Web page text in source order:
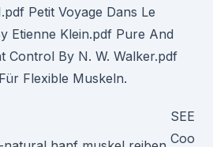
Petit Voyage Dans Le
Etienne Klein.pdf Pure And
Control By N. W. Walker.pdf
Flexible Muskeln.
SEE
Coo